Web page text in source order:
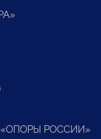
«ОПОРЫ РОССИИ»